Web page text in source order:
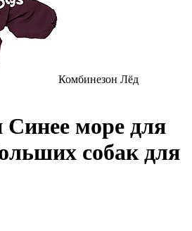
Комбинезон Лёд
Синее море для
собак для